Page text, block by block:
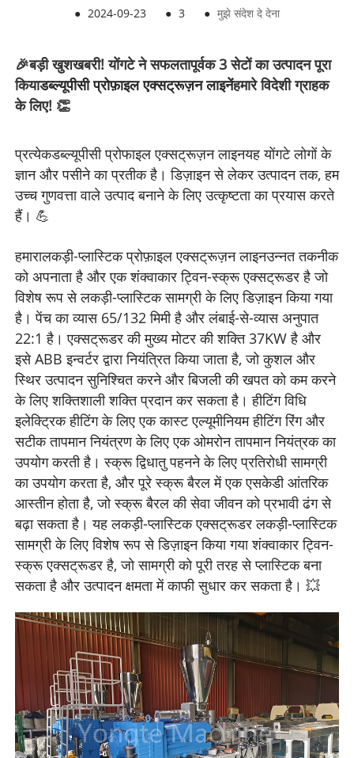
● 2024-09-23 ● 3 ● मुझे संदेश दे देना
🎉बड़ी खुशखबरी! योंगटे ने सफलतापूर्वक 3 सेटों का उत्पादन पूरा
कियाडब्ल्यूपीसी प्रोफ़ाइल एक्सट्रूज़न लाइनेंहमारे विदेशी ग्राहक
के लिए! 👏
प्रत्येकडब्ल्यूपीसी प्रोफाइल एक्सट्रूज़न लाइनयह योंगटे लोगों के
ज्ञान और पसीने का प्रतीक है। डिज़ाइन से लेकर उत्पादन तक, हम
उच्च गुणवत्ता वाले उत्पाद बनाने के लिए उत्कृष्टता का प्रयास करते
हैं। 💪
हमारालकड़ी-प्लास्टिक प्रोफ़ाइल एक्सट्रूज़न लाइनउन्नत तकनीक
को अपनाता है और एक शंक्वाकार ट्विन-स्क्रू एक्सट्रूडर है जो
विशेष रूप से लकड़ी-प्लास्टिक सामग्री के लिए डिज़ाइन किया गया
है। पेंच का व्यास 65/132 मिमी है और लंबाई-से-व्यास अनुपात
22:1 है। एक्सट्रूडर की मुख्य मोटर की शक्ति 37KW है और
इसे ABB इन्वर्टर द्वारा नियंत्रित किया जाता है, जो कुशल और
स्थिर उत्पादन सुनिश्चित करने और बिजली की खपत को कम करने
के लिए शक्तिशाली शक्ति प्रदान कर सकता है। हीटिंग विधि
इलेक्ट्रिक हीटिंग के लिए एक कास्ट एल्यूमीनियम हीटिंग रिंग और
सटीक तापमान नियंत्रण के लिए एक ओमरोन तापमान नियंत्रक का
उपयोग करती है। स्क्रू द्विधातु पहनने के लिए प्रतिरोधी सामग्री
का उपयोग करता है, और पूरे स्क्रू बैरल में एक एसकेडी आंतरिक
आस्तीन होता है, जो स्क्रू बैरल की सेवा जीवन को प्रभावी ढंग से
बढ़ा सकता है। यह लकड़ी-प्लास्टिक एक्सट्रूडर लकड़ी-प्लास्टिक
सामग्री के लिए विशेष रूप से डिज़ाइन किया गया शंक्वाकार ट्विन-
स्क्रू एक्सट्रूडर है, जो सामग्री को पूरी तरह से प्लास्टिक बना
सकता है और उत्पादन क्षमता में काफी सुधार कर सकता है। 💥